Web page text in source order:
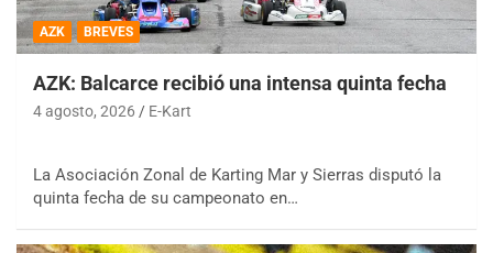
AZK BREVES
AZK: Balcarce recibió una intensa quinta fecha
4 agosto, 2026 E-Kart
La Asociación Zonal de Karting Mar y Sierras disputó la
quinta fecha de su campeonato en…